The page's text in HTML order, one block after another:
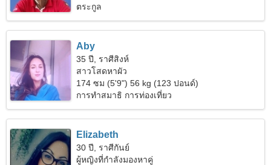
ตระกูล
Aby
35 ปี, ราศีสิงห์
สาวโสดหาผัว
174 ซม (5'9") 56 kg (123 ปอนด์)
การทำสมาธิ การท่องเที่ยว
Elizabeth
30 ปี, ราศีกันย์
ผู้หญิงที่กำลังมองหาคู่